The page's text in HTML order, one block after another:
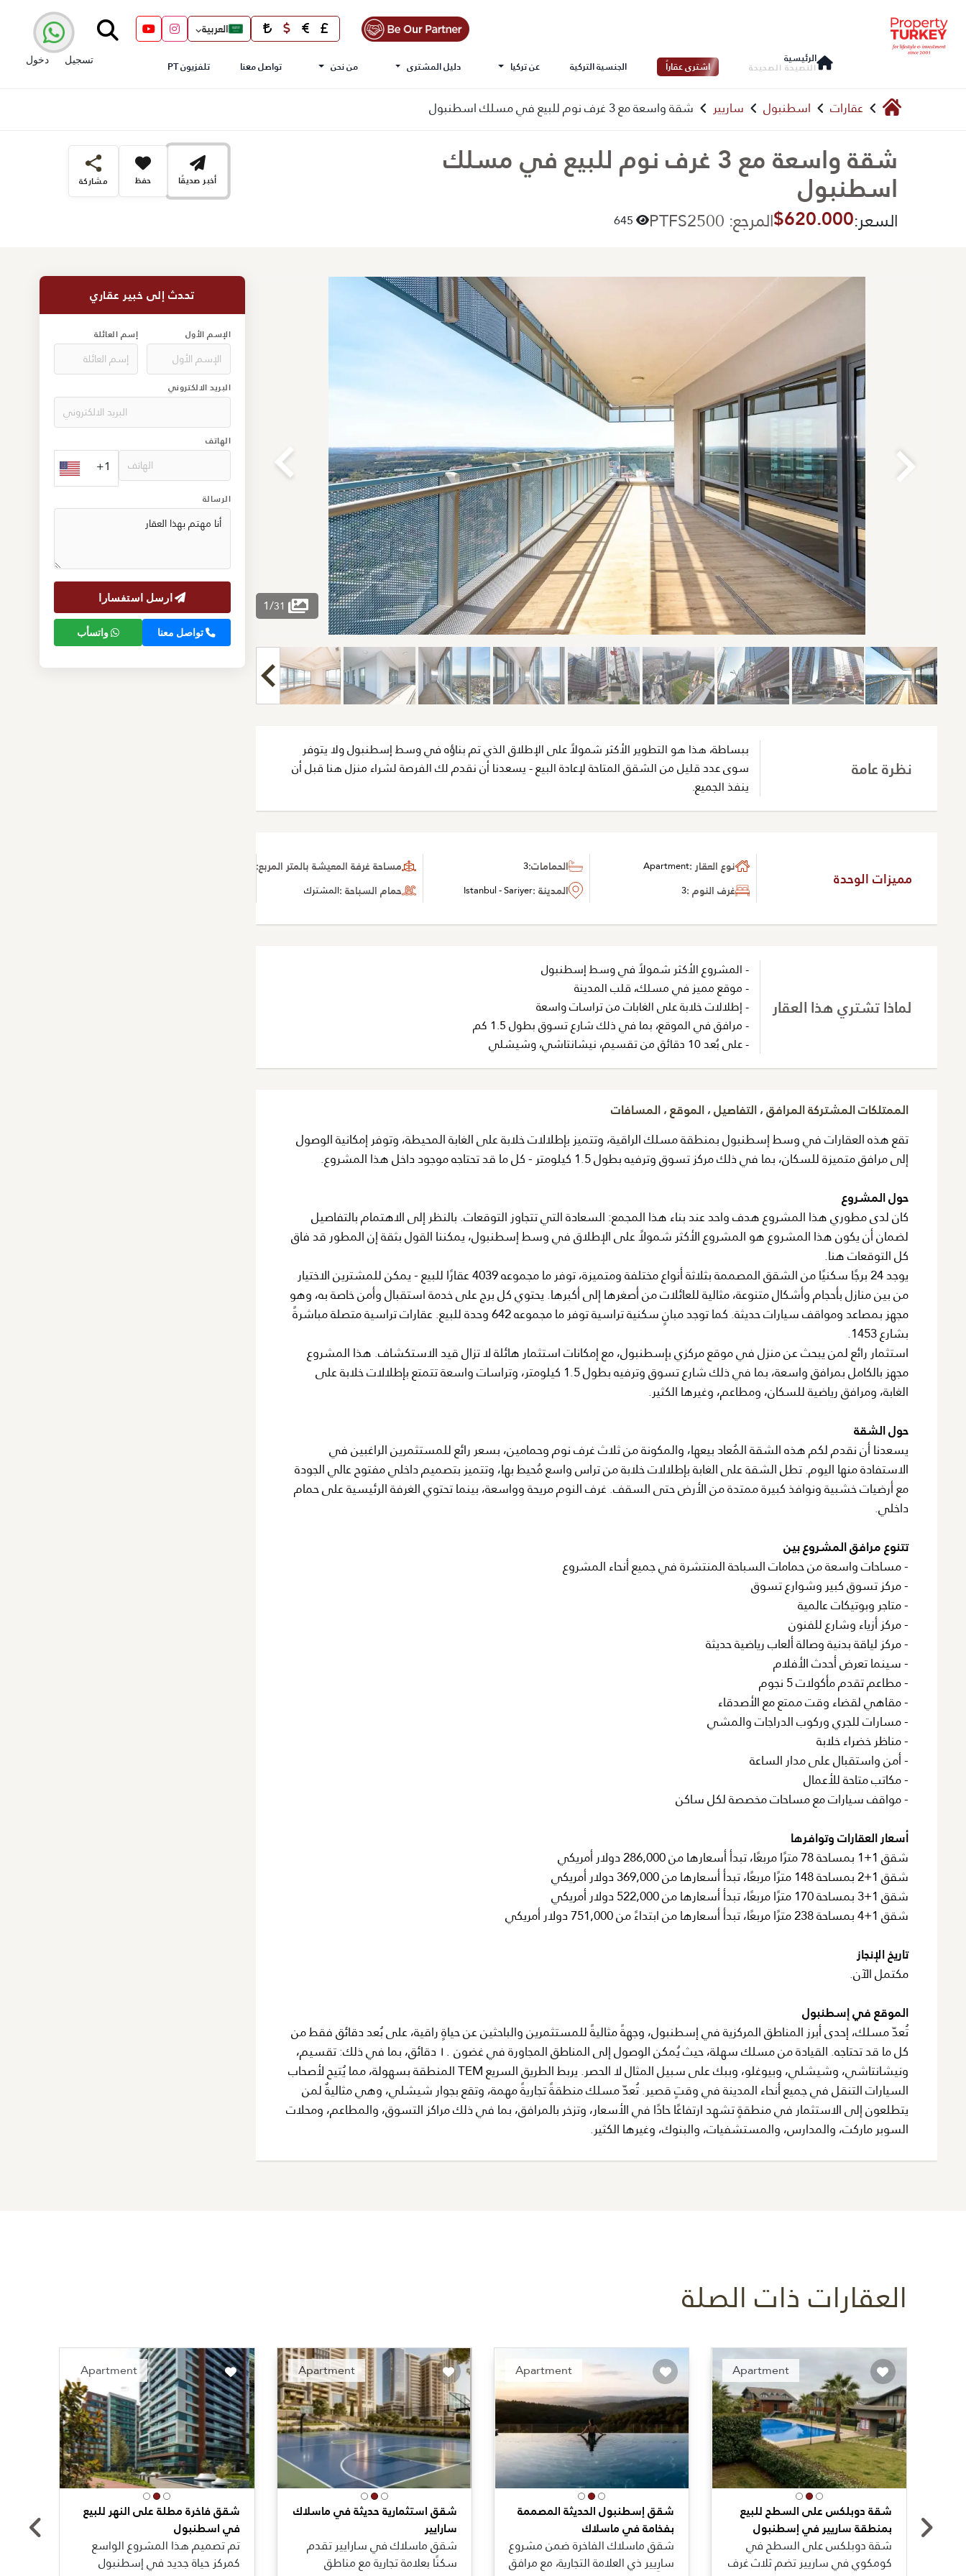
العربية
الرئيسية
النصيحة الصحيحة اشترى عقاراً الجنسية التركية عن تركيا دليل المشترى من نحن تواصل معنا تلفزيون PT تسجيل دخول
عقارات اسطنبول ساريير شقة واسعة مع 3 غرف نوم للبيع في مسلك اسطنبول
شقة واسعة مع 3 غرف نوم للبيع في مسلك
اسطنبول
السعر:$620.000المرجع: PTFS2500
أخبر صديقًا حفظ مشاركة
1/31
نظرة عامة
ببساطة، هذا هو التطوير الأكثر شمولاً على الإطلاق الذي تم بناؤه في وسط إسطنبول ولا يتوفر
سوى عدد قليل من الشقق المتاحة لإعادة البيع - يسعدنا أن نقدم لك الفرصة لشراء منزل هنا قبل أن
ينفذ الجميع.
مميزات الوحدة
نوع العقار :Apartment
غرف النوم :3
الحمامات:3
المدينة :Istanbul - Sariyer
مساحة غرفة المعيشة بالمتر المربع:
حمام السباحة :المشترك
لماذا تشتري هذا العقار
- المشروع الأكثر شمولاً في وسط إسطنبول
- موقع مميز في مسلك، قلب المدينة
- إطلالات خلابة على الغابات من تراسات واسعة
- مرافق في الموقع، بما في ذلك شارع تسوق بطول 1.5 كم
- على بُعد 10 دقائق من تقسيم، نيشانتاشي، وشيشلي
الممتلكات المشتركة المرافق ، التفاصيل ، الموقع ، المسافات
تقع هذه العقارات في وسط إسطنبول بمنطقة مسلك الراقية، وتتميز بإطلالات خلابة على الغابة المحيطة، وتوفر إمكانية الوصول
إلى مرافق متميزة للسكان، بما في ذلك مركز تسوق وترفيه بطول 1.5 كيلومتر - كل ما قد تحتاجه موجود داخل هذا المشروع.
حول المشروع
كان لدى مطوري هذا المشروع هدف واحد عند بناء هذا المجمع: السعادة التي تتجاوز التوقعات. بالنظر إلى الاهتمام بالتفاصيل
لضمان أن يكون هذا المشروع هو المشروع الأكثر شمولاً على الإطلاق في وسط إسطنبول، يمكننا القول بثقة إن المطور قد فاق
كل التوقعات هنا.
يوجد 24 برجًا سكنيًا من الشقق المصممة بثلاثة أنواع مختلفة ومتميزة، توفر ما مجموعه 4039 عقارًا للبيع - يمكن للمشترين الاختيار
من بين منازل بأحجام وأشكال متنوعة، مثالية للعائلات من أصغرها إلى أكبرها. يحتوي كل برج على خدمة استقبال وأمن خاصة به، وهو
مجهز بمصاعد ومواقف سيارات حديثة. كما توجد مبانٍ سكنية تراسية توفر ما مجموعه 642 وحدة للبيع. عقارات تراسية متصلة مباشرةً
بشارع 1453.
استثمار رائع لمن يبحث عن منزل في موقع مركزي بإسطنبول، مع إمكانات استثمار هائلة لا تزال قيد الاستكشاف. هذا المشروع
مجهز بالكامل بمرافق واسعة، بما في ذلك شارع تسوق وترفيه بطول 1.5 كيلومتر، وتراسات واسعة تتمتع بإطلالات خلابة على
الغابة، ومرافق رياضية للسكان، ومطاعم، وغيرها الكثير.
حول الشقة
يسعدنا أن نقدم لكم هذه الشقة المُعاد بيعها، والمكونة من ثلاث غرف نوم وحمامين، بسعر رائع للمستثمرين الراغبين في
الاستفادة منها اليوم. تطل الشقة على الغابة بإطلالات خلابة من تراس واسع مُحيط بها، وتتميز بتصميم داخلي مفتوح عالي الجودة
مع أرضيات خشبية ونوافذ كبيرة ممتدة من الأرض حتى السقف. غرف النوم مريحة وواسعة، بينما تحتوي الغرفة الرئيسية على حمام
داخلي.
تتنوع مرافق المشروع بين
- مساحات واسعة من حمامات السباحة المنتشرة في جميع أنحاء المشروع
- مركز تسوق كبير وشوارع تسوق
- متاجر وبوتيكات عالمية
- مركز أزياء وشارع للفنون
- مركز لياقة بدنية وصالة ألعاب رياضية حديثة
- سينما تعرض أحدث الأفلام
- مطاعم تقدم مأكولات 5 نجوم
- مقاهي لقضاء وقت ممتع مع الأصدقاء
- مسارات للجري وركوب الدراجات والمشي
- مناظر خضراء خلابة
- أمن واستقبال على مدار الساعة
- مكاتب متاحة للأعمال
- مواقف سيارات مع مساحات مخصصة لكل ساكن
أسعار العقارات وتوافرها
شقق 1+1 بمساحة 78 مترًا مربعًا، تبدأ أسعارها من 286,000 دولار أمريكي
شقق 1+2 بمساحة 148 مترًا مربعًا، تبدأ أسعارها من 369,000 دولار أمريكي
شقق 1+3 بمساحة 170 مترًا مربعًا، تبدأ أسعارها من 522,000 دولار أمريكي
شقق 1+4 بمساحة 238 مترًا مربعًا، تبدأ أسعارها من ابتداءً من 751,000 دولار أمريكي
تاريخ الإنجاز
مكتمل الآن.
الموقع في إسطنبول
تُعدّ مسلك، إحدى أبرز المناطق المركزية في إسطنبول، وجهةً مثاليةً للمستثمرين والباحثين عن حياةٍ راقية، على بُعد دقائق فقط من
كل ما قد تحتاجه. القيادة من مسلك سهلة، حيث يُمكن الوصول إلى المناطق المجاورة في غضون ١٠ دقائق، بما في ذلك: تقسيم،
ونيشانتاشي، وشيشلي، وبيوغلو، وببك على سبيل المثال لا الحصر. يربط الطريق السريع TEM المنطقة بسهولة، مما يُتيح لأصحاب
السيارات التنقل في جميع أنحاء المدينة في وقتٍ قصير. تُعدّ مسلك منطقةً تجاريةً مهمة، وتقع بجوار شيشلي، وهي مثاليةٌ لمن
يتطلعون إلى الاستثمار في منطقةٍ تشهد ارتفاعًا حادًا في الأسعار، وتزخر بالمرافق، بما في ذلك مراكز التسوق، والمطاعم، ومحلات
السوبر ماركت، والمدارس، والمستشفيات، والبنوك، وغيرها الكثير.
تحدث إلى خبير عقاري
الإسم الأول إسم العائلة
البريد الالكتروني
الهاتف
+1
الرسالة
ارسل استفسارا
تواصل معنا واتسأب
العقارات ذات الصلة
Apartment
Recommended
شقة دوبلكس على السطح للبيع
بمنطقة ساريير في إسطنبول
شقة دوبلكس على السطح في
كومكوي في ساريير تضم ثلاث غرف
Apartment
Recommended
شقق إسطنبول الحديثة المصممة
بفخامة في ماسلاك
شقق ماسلاك الفاخرة ضمن مشروع
سارِيير ذي العلامة التجارية، مع مرافق
Apartment
Recommended
شقق استثمارية حديثة في ماسلاك
سارايير
شقق ماسلاك في سارايير تقدم
سكنًا بعلامة تجارية مع مناطق
Apartment
Recommended
شقق فاخرة مطلة على النهر للبيع
في اسطنبول
تم تصميم هذا المشروع الواسع
كمركز حياة جديد في إسطنبول